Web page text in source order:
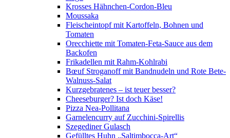
Krosses Hähnchen-Cordon-Bleu
Moussaka
Fleischeintopf mit Kartoffeln, Bohnen und
Tomaten
Orecchiette mit Tomaten-Feta-Sauce aus dem
Backofen
Frikadellen mit Rahm-Kohlrabi
Bœuf Stroganoff mit Bandnudeln und Rote Bete-
Walnuss-Salat
Kurzgebratenes – ist teuer besser?
Cheeseburger? Ist doch Käse!
Pizza Nea-Pollitana
Garnelencurry auf Zucchini-Spirellis
Szegediner Gulasch
Gefülltes Huhn „Saltimbocca-Art“